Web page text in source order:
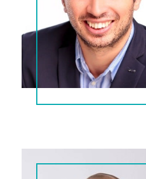
Gabriel
AI-expert